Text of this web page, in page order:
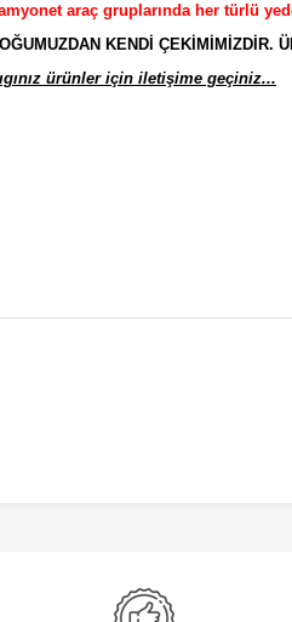
araç gruplarında her türlü
KENDİ ÇEKİMİMİZDİR.
ürünler için iletişime geçiniz...